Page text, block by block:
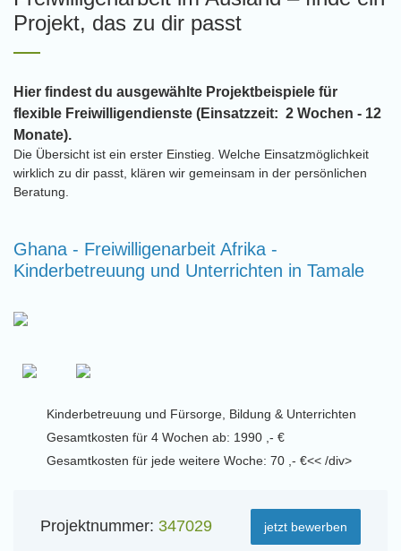
Projekt, das zu dir passt
Hier findest du ausgewählte Projektbeispiele für
flexible Freiwilligendienste (Einsatzzeit: 2 Wochen - 12
Monate).
Die Übersicht ist ein erster Einstieg. Welche Einsatzmöglichkeit
wirklich zu dir passt, klären wir gemeinsam in der persönlichen
Beratung.
Ghana - Freiwilligenarbeit Afrika -
Kinderbetreuung und Unterrichten in Tamale
Kinderbetreuung und Fürsorge, Bildung & Unterrichten
Gesamtkosten für 4 Wochen ab: 1990 ,- €
Gesamtkosten für jede weitere Woche: 70 ,- €<< /div>
Projektnummer: 347029 jetzt bewerben